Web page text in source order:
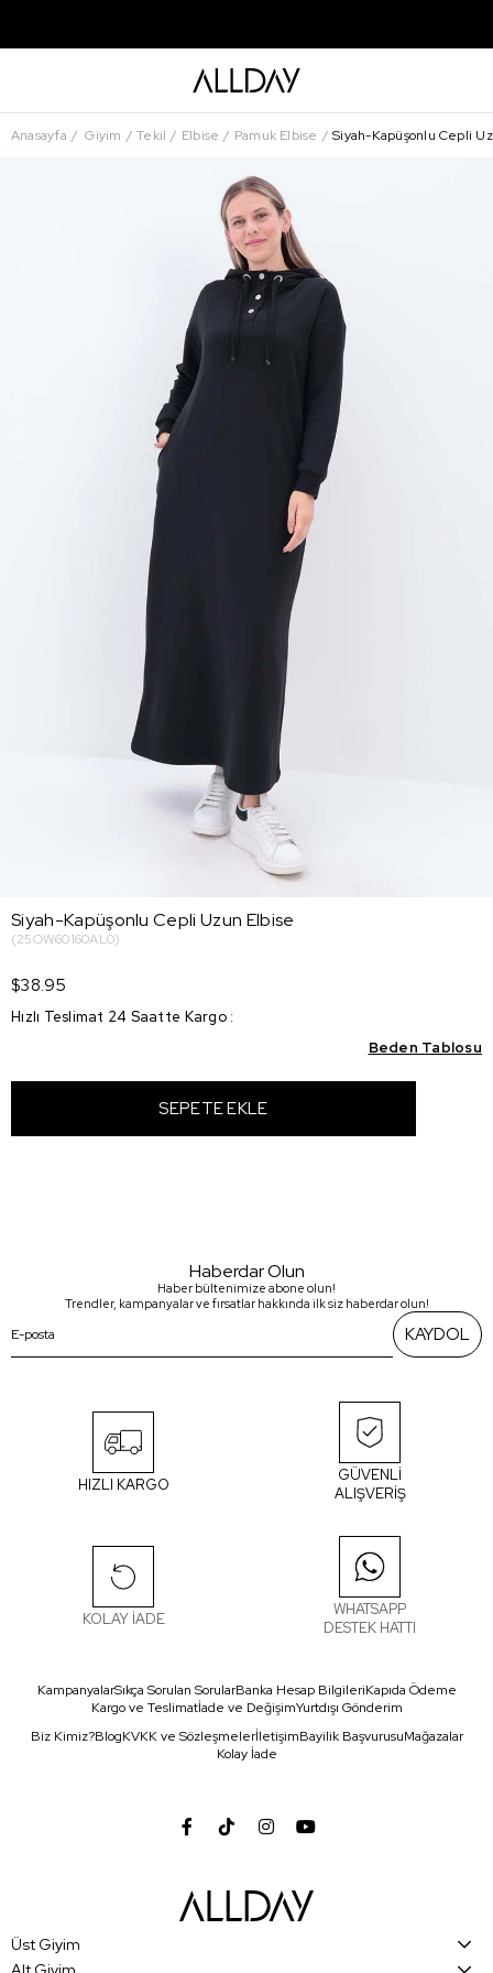
Anasayfa Giyim Tekil Elbise Pamuk Elbise Siyah-Kapüşonlu Cepli
Siyah-Kapüşonlu Cepli Uzun Elbise
(25OW60160AL0)
$38.95
Hızlı Teslimat 24 Saatte Kargo :
Beden Tablosu
Haberdar Olun
Haber bültenimize abone olun!
Trendler, kampanyalar ve fırsatlar hakkında ilk siz haberdar olun!
KAYDOL
HIZLI KARGO
GÜVENLİ
ALIŞVERİŞ
KOLAY İADE
WHATSAPP
DESTEK HATTI
KampanyalarSıkça Sorulan SorularBanka Hesap BilgileriKapıda Ödeme
Kargo ve Teslimatİade ve DeğişimYurtdışı Gönderim
Biz Kimiz?BlogKVKK ve SözleşmelerİletişimBayilik BaşvurusuMağazalar
Kolay İade
Üst Giyim